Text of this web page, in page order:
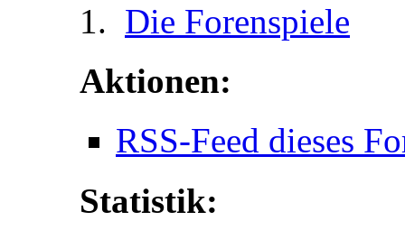
Die Forenspiele
Aktionen:
RSS-Feed dieses
Statistik: